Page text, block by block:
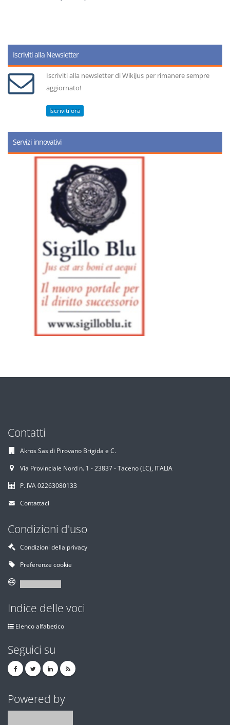
Iscriviti alla Newsletter
Iscriviti alla newsletter di WikiJus per rimanere sempre
aggiornato!
Iscriviti ora
Servizi innovativi
Contatti
Akros Sas di Pirovano Brigida e C.
Via Provinciale Nord n. 1 - 23837 - Taceno (LC), ITALIA
P. IVA 02263080133
Contattaci
Condizioni d'uso
Condizioni della privacy
Preferenze cookie
Indice delle voci
Elenco alfabetico
Seguici su
Powered by